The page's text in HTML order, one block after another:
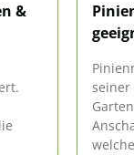
&
seiner